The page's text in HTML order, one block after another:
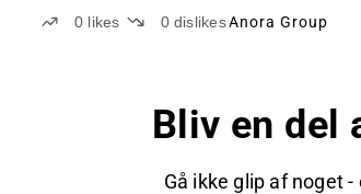
0 likes 0 dislikesAnora Group
Bliv en del
Gå ikke glip af noget